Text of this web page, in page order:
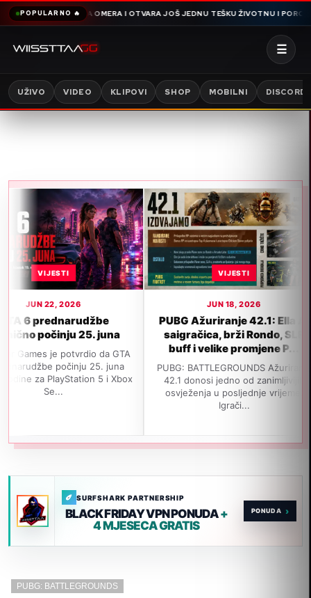
POPULARNO 🔥
SNIMA OMERA I OTVARA JOŠ JEDNU TEŠKU ŽIVOTNU I PORODIČNU
☰
UŽIVO VIDEO KLIPOVI SHOP MOBILNI DISCORD
2026
25. juna
potvrdio da GTA
25. juna
5 i Xbox
VIJESTI
PUBG Ažuriranje 42.1: Ella AI
saigračica, brži Rondo, SLR
buff i velike promjene P...
PUBG: BATTLEGROUNDS Ažuriranje
42.1 donosi jedno od zanimljivijih
osvježenja u posljednje vrijeme.
izađe
SURFSHARK PARTNERSHIP
BLACK FRIDAY VPN PONUDA+
4 MJESECA GRATIS
›
PUBG: BATTLEGROUNDS